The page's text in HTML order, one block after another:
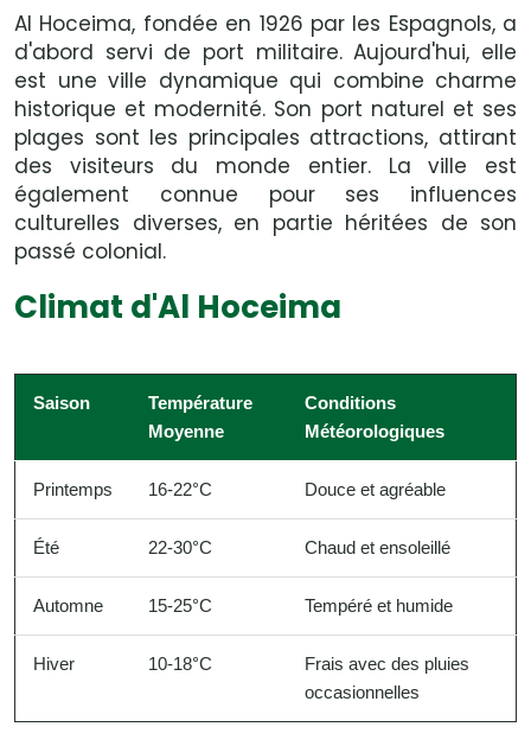
Al Hoceima, fondée en 1926 par les Espagnols, a
d'abord servi de port militaire. Aujourd'hui, elle
est une ville dynamique qui combine charme
historique et modernité. Son port naturel et ses
plages sont les principales attractions, attirant
des visiteurs du monde entier. La ville est
également connue pour ses influences
culturelles diverses, en partie héritées de son
passé colonial.
Climat d'Al Hoceima
Saison
Température
Moyenne
Conditions
Météorologiques
Printemps 16-22°C Douce et agréable
Été 22-30°C Chaud et ensoleillé
Automne 15-25°C Tempéré et humide
Hiver 10-18°C
Frais avec des pluies
occasionnelles